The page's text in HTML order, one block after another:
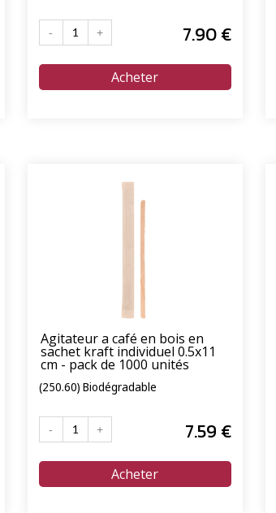
7.90€
Agitateur a café en bois en
sachet kraft individuel 0.5x11
cm - pack de 1000 unités
(250.60) Biodégradable
7.59 €